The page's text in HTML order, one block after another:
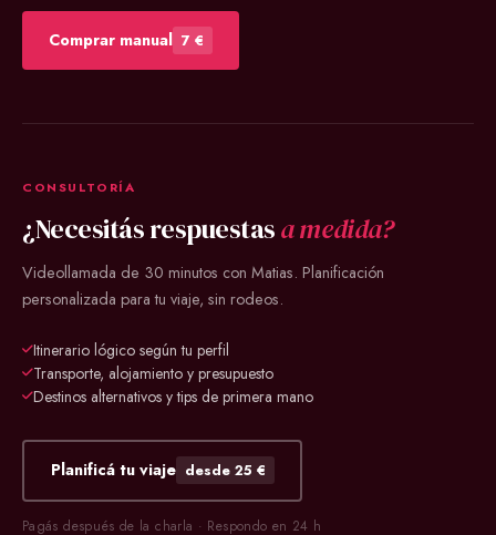
Comprar manual 7 €
CONSULTORÍA
¿Necesitás respuestasa medida?
Videollamada de 30 minutos con Matias. Planificación
personalizada para tu viaje, sin rodeos.
Itinerario lógico según tu perfil
Transporte, alojamiento y presupuesto
Destinos alternativos y tips de primera mano
Planificá tu viaje desde 25 €
Pagás después de la charla · Respondo en 24 h